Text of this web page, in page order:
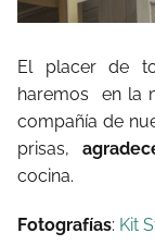
El placer de
haremos en la
compañía de
prisas,
cocina.
Fotografías: Kit